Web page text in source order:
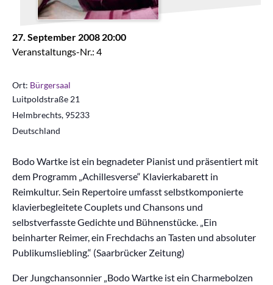
27. September 2008 20:00
Veranstaltungs-Nr.: 4
Ort: Bürgersaal
Luitpoldstraße 21
Helmbrechts, 95233
Deutschland
Bodo Wartke ist ein begnadeter Pianist und präsentiert mit
dem Programm „Achillesverse“ Klavierkabarett in
Reimkultur. Sein Repertoire umfasst selbstkomponierte
klavierbegleitete Couplets und Chansons und
selbstverfasste Gedichte und Bühnenstücke. „Ein
beinharter Reimer, ein Frechdachs an Tasten und absoluter
Publikumsliebling.“ (Saarbrücker Zeitung)
Der Jungchansonnier „Bodo Wartke ist ein Charmebolzen